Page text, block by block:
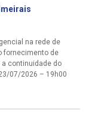
na rede de
fornecimento de
continuidade do
07/2026 – 19h00